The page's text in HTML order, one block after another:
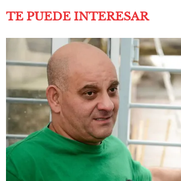
TE PUEDE INTERESAR